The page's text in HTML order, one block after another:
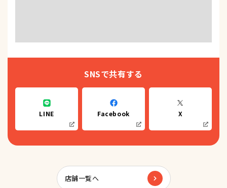
SNSで共有する
LINE Facebook X
店舗一覧へ